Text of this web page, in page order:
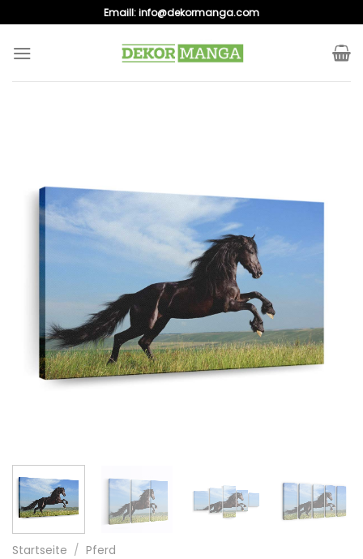
to
content
Emaill:info@dekormanga.com
Startseite / Pferd